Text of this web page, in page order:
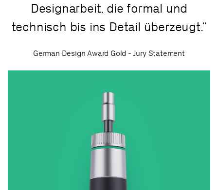
Designarbeit, die formal und
technisch bis ins Detail überzeugt.
German Design Award Gold - Jury Statement